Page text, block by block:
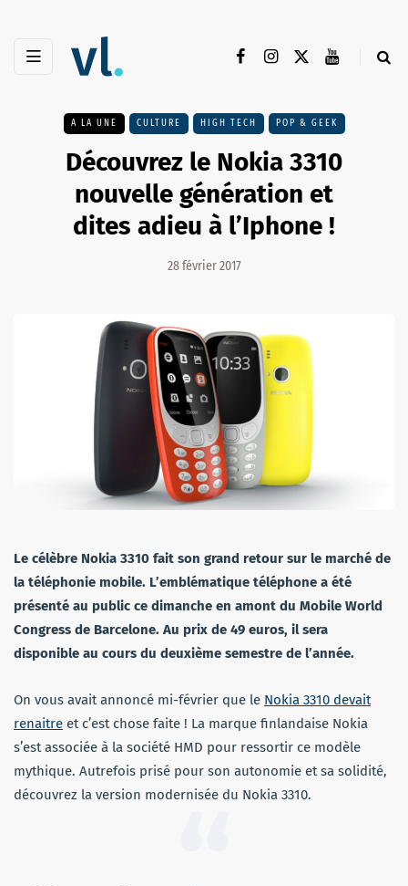
A LA UNE CULTURE HIGH TECH POP & GEEK
Découvrez le Nokia 3310
nouvelle génération et
dites adieu à l’Iphone !
28 février 2017
Le célèbre Nokia 3310 fait son grand retour sur le marché de
la téléphonie mobile. L’emblématique téléphone a été
présenté au public ce dimanche en amont du Mobile World
Congress de Barcelone. Au prix de 49 euros, il sera
disponible au cours du deuxième semestre de l’année.
On vous avait annoncé mi-février que le Nokia 3310 devait
renaitre et c’est chose faite ! La marque finlandaise Nokia
s’est associée à la société HMD pour ressortir ce modèle
mythique. Autrefois prisé pour son autonomie et sa solidité,
découvrez la version modernisée du Nokia 3310.